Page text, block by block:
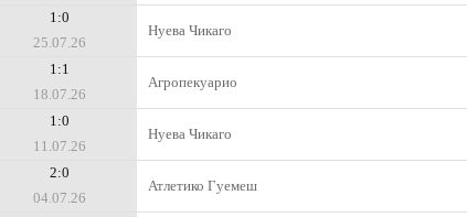
1:0
25.07.26
Нуева Чикаго
1:1
18.07.26
Агропекуарио
1:0
11.07.26
Нуева Чикаго
2:0
04.07.26
Атлетико Гуемеш